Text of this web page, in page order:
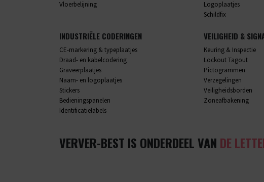
Vloerbelijning
Logoplaatjes
Schildfix
INDUSTRIËLE CODERINGEN
CE-markering & typeplaatjes
Draad- en kabelcodering
Graveerplaatjes
Naam- en logoplaatjes
Stickers
Bedieningspanelen
Identificatielabels
VEILIGHEID &
Keuring & Inspectie
Lockout Tagout
Pictogrammen
Verzegelingen
Veiligheidsborden
Zoneafbakening
VERVER-BEST IS ONDERDEEL VAN DE